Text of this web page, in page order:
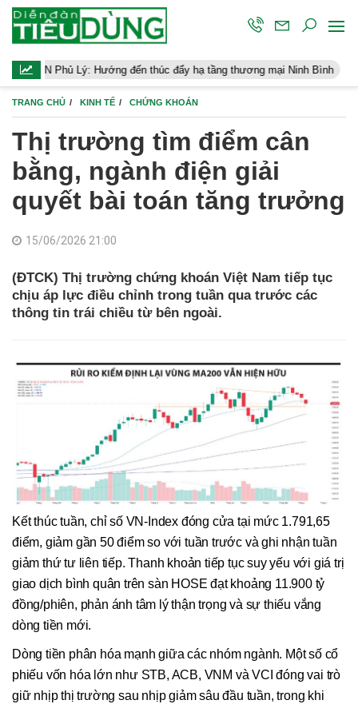
Lý: Hướng đến thúc đẩy hạ tầng thương mại Ninh Bình Điều
TRANG CHỦ KINH TẾ CHỨNG KHOÁN
Thị trường tìm điểm cân
bằng, ngành điện giải
quyết bài toán tăng trưởng
15/06/2026 21:00
(ĐTCK) Thị trường chứng khoán Việt Nam tiếp tục
chịu áp lực điều chỉnh trong tuần qua trước các
thông tin trái chiều từ bên ngoài.
Kết thúc tuần, chỉ số VN-Index đóng cửa tại mức 1.791,65
điểm, giảm gần 50 điểm so với tuần trước và ghi nhận tuần
giảm thứ tư liên tiếp. Thanh khoản tiếp tục suy yếu với giá trị
giao dịch bình quân trên sàn HOSE đạt khoảng 11.900 tỷ
đồng/phiên, phản ánh tâm lý thận trọng và sự thiếu vắng
dòng tiền mới.
Dòng tiền phân hóa mạnh giữa các nhóm ngành. Một số cổ
phiếu vốn hóa lớn như STB, ACB, VNM và VCI đóng vai trò
giữ nhịp thị trường sau nhịp giảm sâu đầu tuần, trong khi